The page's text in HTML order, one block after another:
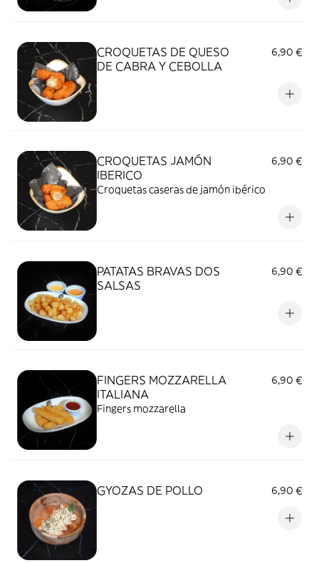
CROQUETAS DE QUESO
DE CABRA Y CEBOLLA
6,90 €
CROQUETAS JAMÓN
IBERICO
6,90 €
Croquetas caseras de jamón ibérico
PATATAS BRAVAS DOS
SALSAS
6,90 €
FINGERS MOZZARELLA
ITALIANA
6,90 €
Fingers mozzarella
GYOZAS DE POLLO 6,90 €